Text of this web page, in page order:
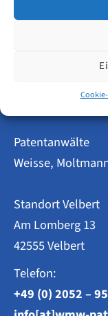
Fußball-
2026?
Patentanwälte
Weisse,
Standort Velbert
Am Lomberg 13
42555 Velbert
Telefon:
+49 (0) 2052 –